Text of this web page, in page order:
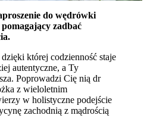
do wędrówki
zadbać
której codzienność staje
autentyczne, a Ty
Poprowadzi Cię nią dr
z wieloletnim
w holistyczne podejście
zachodnią z mądrością